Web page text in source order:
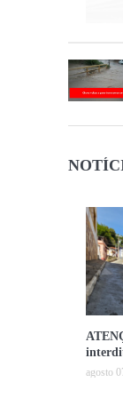
agosto